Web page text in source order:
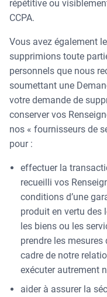
répétitive ou
CCPA.
Vous avez également
supprimions toute
personnels que nous
soumettant une
votre demande de
conserver vos
nos « fournisseurs de
pour :
effectuer la
recueilli vos
conditions d’une
produit en vertu des
les biens ou les
prendre les
cadre de notre
exécuter autrement
aider à assurer la